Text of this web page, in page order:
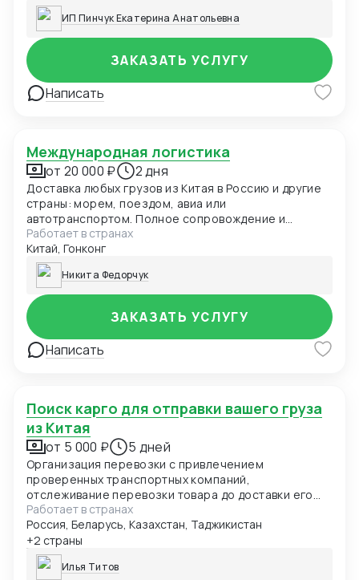
ИП Пинчук Екатерина Анатольевна
Написать
ЗАКАЗАТЬ УСЛУГУ
Международная логистика
от 20 000 ₽ 2 дня
Доставка любых грузов из Китая в Россию и другие
страны: морем, поездом, авиа или
автотранспортом. Полное сопровождение и
отслеживание.
Работает в странах
Китай, Гонконг
Никита Федорчук
Написать
ЗАКАЗАТЬ УСЛУГУ
Поиск карго для отправки вашего груза
из Китая
от 5 000 ₽ 5 дней
Организация перевозки с привлечением
проверенных транспортных компаний,
отслеживание перевозки товара до доставки его
получателем. Доставка различными способами и в
разные сроки.
Работает в странах
Россия, Беларусь, Казахстан, Таджикистан
+2 страны
Илья Титов